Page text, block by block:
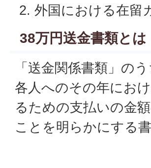
外国における在留
38万円送金書類とは
「送金関係書類」の
各人へのその年にお
るための支払いの金
ことを明らかにする